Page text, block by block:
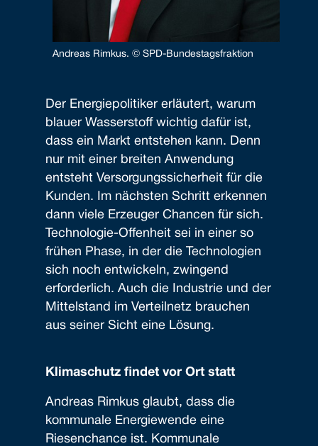
Andreas Rimkus. © SPD-Bundestagsfraktion
Der Energiepolitiker erläutert, warum
blauer Wasserstoff wichtig dafür ist,
dass ein Markt entstehen kann. Denn
nur mit einer breiten Anwendung
entsteht Versorgungssicherheit für die
Kunden. Im nächsten Schritt erkennen
dann viele Erzeuger Chancen für sich.
Technologie-Offenheit sei in einer so
frühen Phase, in der die Technologien
sich noch entwickeln, zwingend
erforderlich. Auch die Industrie und der
Mittelstand im Verteilnetz brauchen
aus seiner Sicht eine Lösung.
Klimaschutz findet vor Ort statt
Andreas Rimkus glaubt, dass die
kommunale Energiewende eine
Riesenchance ist. Kommunale